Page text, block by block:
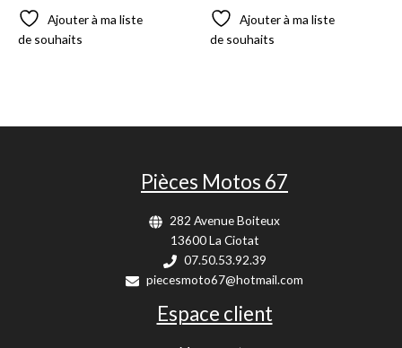
Ajouter à ma liste
de souhaits
Ajouter à ma liste
de souhaits
Pièces Motos 67
282 Avenue Boiteux
13600 La Ciotat
07.50.53.92.39
piecesmoto67@hotmail.com
Espace client